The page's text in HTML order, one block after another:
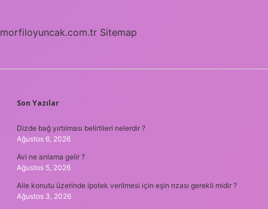
morfiloyuncak.com.tr Sitemap
SIDEBAR
Son Yazılar
Dizde bağ yırtılması belirtileri nelerdir ?
Ağustos 6, 2026
Avi ne anlama gelir ?
Ağustos 5, 2026
Aile konutu üzerinde ipotek verilmesi için eşin rızası gerekli midir ?
Ağustos 3, 2026